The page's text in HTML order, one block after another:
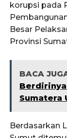
korupsi pada
Besar
Provinsi
BACA
Berdirinya
Sumatera
Berdasarkan